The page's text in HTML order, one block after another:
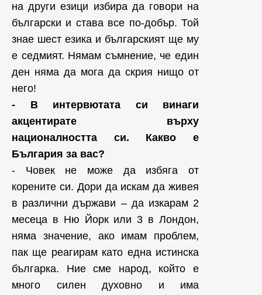
на други езици избира да говори на
български и става все по-добър. Той
знае шест езика и българският ще му
е седмият. Нямам съмнение, че един
ден няма да мога да скрия нищо от
него!
- В интервютата си винаги
акцентирате върху
националността си. Какво е
България за вас?
- Човек не може да избяга от
корените си. Дори да искам да живея
в различни държави – да изкарам 2
месеца в Ню Йорк или 3 в Лондон,
няма значение, ако имам проблем,
пак ще реагирам като една истинска
българка. Ние сме народ, който е
много силен духовно и има